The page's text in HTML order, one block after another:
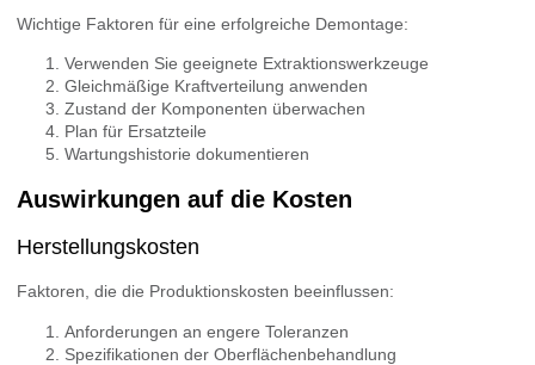
Wichtige Faktoren für eine erfolgreiche Demontage:
Verwenden Sie geeignete Extraktionswerkzeuge
Gleichmäßige Kraftverteilung anwenden
Zustand der Komponenten überwachen
Plan für Ersatzteile
Wartungshistorie dokumentieren
Auswirkungen auf die Kosten
Herstellungskosten
Faktoren, die die Produktionskosten beeinflussen:
Anforderungen an engere Toleranzen
Spezifikationen der Oberflächenbehandlung